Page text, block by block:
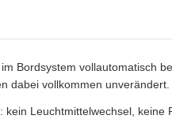
Bordsystem vollautomatisch
dabei vollkommen unverändert.
Leuchtmittelwechsel,